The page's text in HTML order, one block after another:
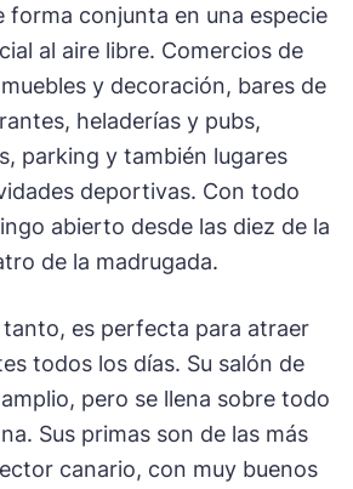
forma conjunta en una especie
al aire libre. Comercios de
y decoración, bares de
heladerías y pubs,
parking y también lugares
deportivas. Con todo
abierto desde las diez de la
de la madrugada.
es perfecta para atraer
todos los días. Su salón de
pero se llena sobre todo
Sus primas son de las más
canario, con muy buenos